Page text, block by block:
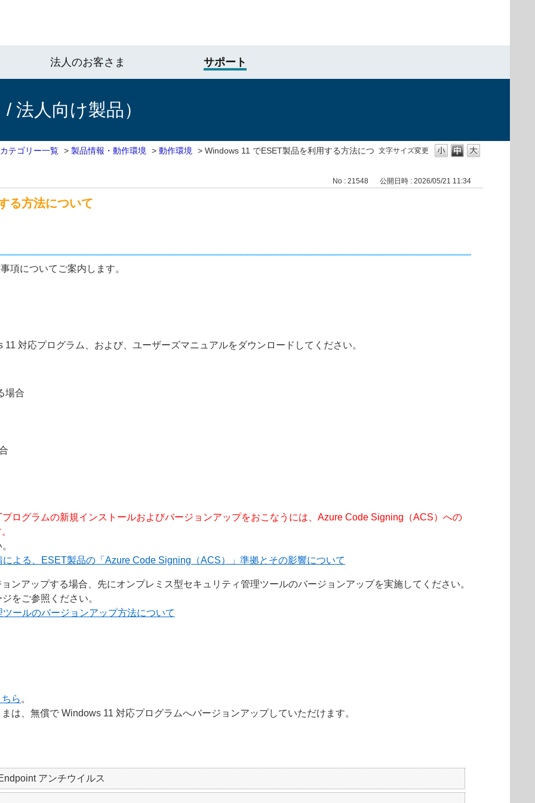
法人のお客さま サポート
人向け製品）
文字サイズ変更
テゴリー一覧 > 製品情報・動作環境 > 動作環境 > Windows 11 でESET製品を利用する方法につ
No : 21548 公開日時 : 2026/05/21 11:34
る方法について
項についてご案内します。
対応プログラム、および、ユーザーズマニュアルをダウンロードしてください。
場合
ログラムの新規インストールおよびバージョンアップをおこなうには、Azure Code Signing（ACS）への
よる、ESET製品の「Azure Code Signing（ACS）」準拠とその影響について
ンアップする場合、先にオンプレミス型セキュリティ管理ツールのバージョンアップを実施してください。
をご参照ください。
ールのバージョンアップ方法について
ら 。
は、無償で Windows 11 対応プログラムへバージョンアップしていただけます。
アンチウイルス